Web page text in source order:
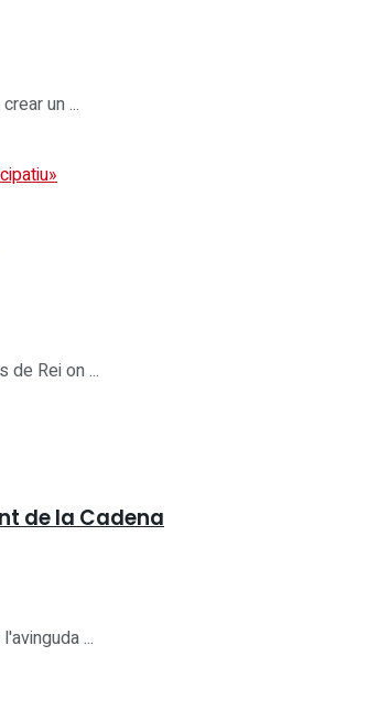
un ...
de Rei on ...
de la Cadena
...